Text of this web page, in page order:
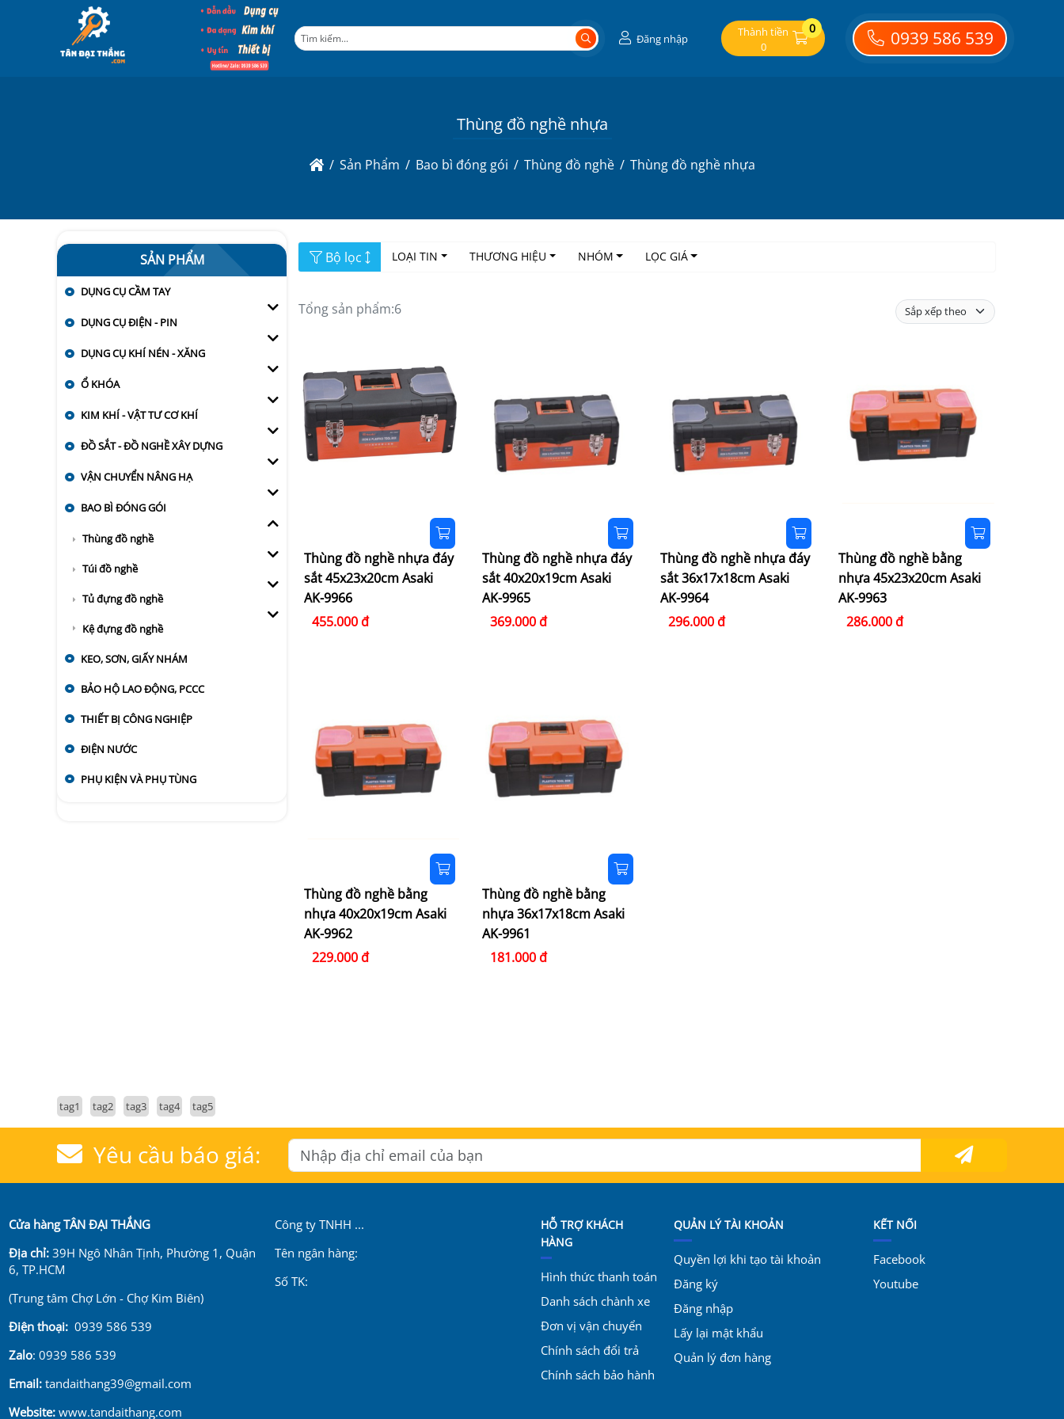
Đăng nhập
Thành tiền
0
0 0939 586 539
Thùng đồ nghề nhựa
Sản Phẩm Bao bì đóng gói Thùng đồ nghề Thùng đồ nghề nhựa
SẢN PHẨM
DỤNG CỤ CẦM TAY
DỤNG CỤ ĐIỆN - PIN
DỤNG CỤ KHÍ NÉN - XĂNG
Ổ KHÓA
KIM KHÍ - VẬT TƯ CƠ KHÍ
ĐỒ SẮT - ĐỒ NGHỀ XÂY DỰNG
VẬN CHUYỂN NÂNG HẠ
BAO BÌ ĐÓNG GÓI
Thùng đồ nghề
Túi đồ nghề
Tủ đựng đồ nghề
Kệ đựng đồ nghề
KEO, SƠN, GIẤY NHÁM
BẢO HỘ LAO ĐỘNG, PCCC
THIẾT BỊ CÔNG NGHIỆP
ĐIỆN NƯỚC
PHỤ KIỆN VÀ PHỤ TÙNG
Bộ lọc LOẠI TIN THƯƠNG HIỆU NHÓM LỌC GIÁ
Tổng sản phẩm:6
Thùng đồ nghề nhựa đáy
sắt 45x23x20cm Asaki
AK-9966
455.000 đ
Thùng đồ nghề nhựa đáy
sắt 40x20x19cm Asaki
AK-9965
369.000 đ
Thùng đồ nghề nhựa đáy
sắt 36x17x18cm Asaki
AK-9964
296.000 đ
Thùng đồ nghề bằng
nhựa 45x23x20cm Asaki
AK-9963
286.000 đ
Thùng đồ nghề bằng
nhựa 40x20x19cm Asaki
AK-9962
229.000 đ
Thùng đồ nghề bằng
nhựa 36x17x18cm Asaki
AK-9961
181.000 đ
tag1 tag2 tag3 tag4 tag5
Yêu cầu báo giá:
Cửa hàng TÂN ĐẠI THẮNG
Địa chỉ:39H Ngô Nhân Tịnh, Phường 1, Quận
6, TP.HCM
(Trung tâm Chợ Lớn - Chợ Kim Biên)
Điện thoại: 0939 586 539
Zalo: 0939 586 539
Email:tandaithang39@gmail.com
Website:www.tandaithang.com
Công ty TNHH ...
Tên ngân hàng:
Số TK:
HỖ TRỢ KHÁCH
HÀNG
Hình thức thanh toán
Danh sách chành xe
Đơn vị vận chuyển
Chính sách đổi trả
Chính sách bảo hành
QUẢN LÝ TÀI KHOẢN
Quyền lợi khi tạo tài khoản
Đăng ký
Đăng nhập
Lấy lại mật khẩu
Quản lý đơn hàng
KẾT NỐI
Facebook
Youtube